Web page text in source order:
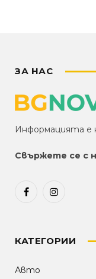
ЗА НАС
Информацията е
Свържете се с
FacebookInstagram
КАТЕГОРИИ
Авто